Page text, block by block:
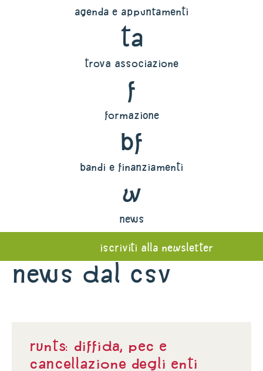
agenda e appuntamenti
ta
trova associazione
f
formazione
bf
bandi e finanziamenti
w
news
iscriviti alla newsletter
News dal Csv
Runts: diffida, Pec e
cancellazione degli enti